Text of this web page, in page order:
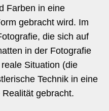
Farben in eine
gebracht wird. Im
die sich auf
in der Fotografie
Situation (die
Technik in eine
gebracht.